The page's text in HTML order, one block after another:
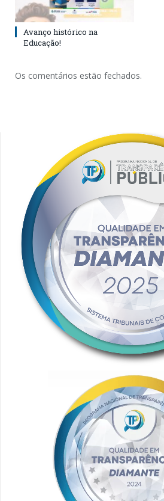
Avanço histórico na
Educação!
Os comentários estão fechados.